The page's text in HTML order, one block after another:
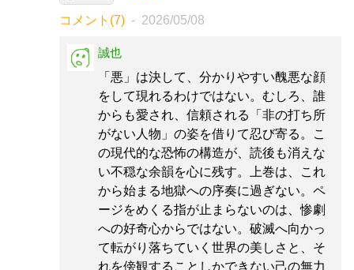
コメント(7) 2026/05/08
誠也
「悪」は決して、分かりやすい醜悪な顔
をして現れるわけではない。むしろ、誰
からも愛され、信頼される「非の打ち所
がない人物」の姿を借りて忍び寄る。こ
の現代的な恐怖の構造が、読後も消えな
い不穏な余韻を心に残す。上巻は、これ
から始まる地獄への序奏に過ぎない。ペ
ージをめくる指が止まらないのは、惨劇
への好奇心からではない。破滅へ向かっ
て転がり落ちていく世界の美しさと、そ
れを傍観することしかできない己の無力